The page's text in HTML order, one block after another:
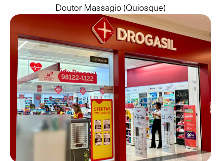
Doutor Massagio (quiosque)